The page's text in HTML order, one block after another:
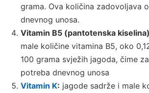
grama. Ova količina zadovoljava
dnevnog unosa.
Vitamin B5 (pantotenska
male količine vitamina B5, oko
100 grama svježih jagoda, čime
potreba dnevnog unosa
Vitamin K: jagode sadrže i male